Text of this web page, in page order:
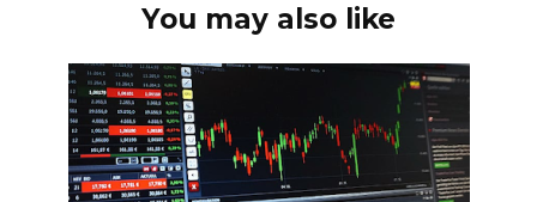
You may also like